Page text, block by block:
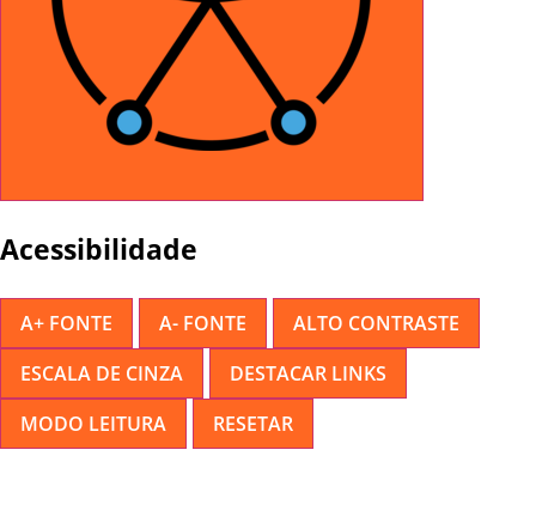
Acessibilidade
A+ FONTE A- FONTE
ALTO CONTRASTE
ESCALA DE CINZA
DESTACAR LINKS
MODO LEITURA
RESETAR